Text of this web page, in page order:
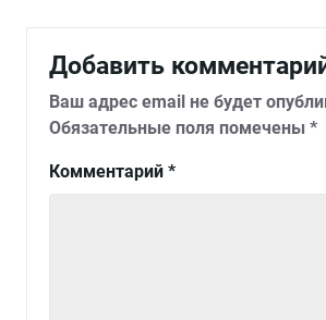
Добавить
Ваш адрес email не будет
Обязательные поля помечены *
Комментарий *